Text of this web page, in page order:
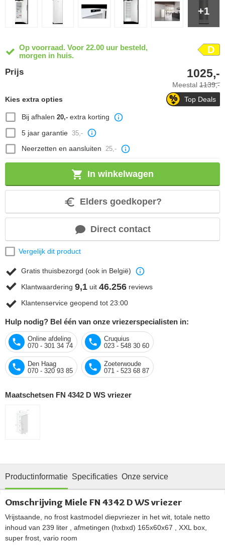
+1
Op voorraad. Voor 22.00 uur besteld,
morgen in huis.
D
Prijs
Meestal 1139,-
1025,-
Top Deals
Kies extra opties
Bij afhalen 20,-extra korting
5 jaar garantie
35,-
Neerzetten en aansluiten 25,-
In winkelwagen
Elders goedkoper?
Direct contact
Vergelijk dit product
Gratis thuisbezorgd (ook in België)
Klantwaardering 9,1 uit 46.256 reviews
Klantenservice geopend tot 23:00
Hulp nodig? Bel één van onze vriezerspecialisten in:
Online afdeling
070 - 301 34 74
Cruquius
023 - 548 30 60
Den Haag
070 - 320 93 85
Zoeterwoude
071 - 523 68 87
Maatschetsen FN 4342 D WS vriezer
Productinformatie Specificaties Onze service
Omschrijving Miele FN 4342 D WS vriezer
Vrijstaande, no frost kastmodel diepvriezer in het wit, totale netto
inhoud van 239 liter , afmetingen (hxbxd) 165x60x67 , XXL box,
super frost, vario room